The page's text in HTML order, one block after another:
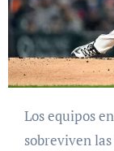
Los equipos en Grandes Ligas hoy en día no
sobreviven